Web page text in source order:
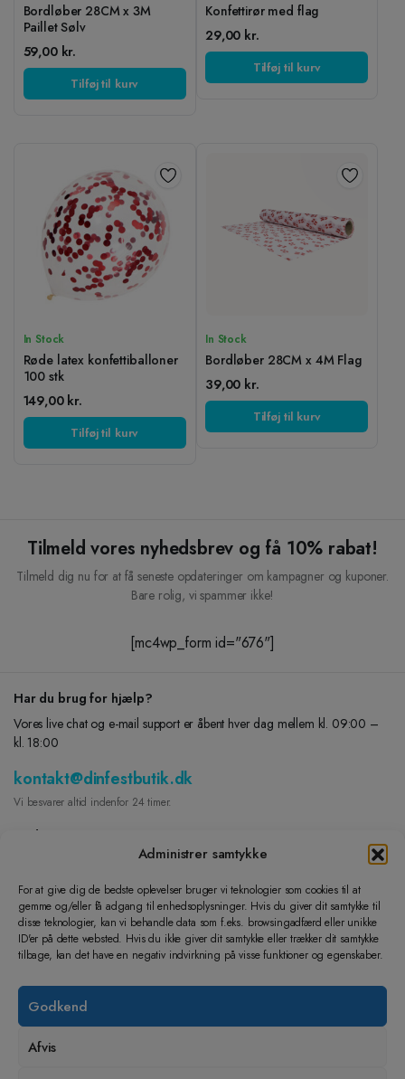
Administrer samtykke
For at give dig de bedste oplevelser bruger vi teknologier som cookies til at
gemme og/eller få adgang til enhedsoplysninger. Hvis du giver dit samtykke til
disse teknologier, kan vi behandle data som f.eks. browsingadfærd eller unikke
ID'er på dette websted. Hvis du ikke giver dit samtykke eller trækker dit samtykke
tilbage, kan det have en negativ indvirkning på visse funktioner og egenskaber.
Godkend
Afvis
Bordløber 28CM x 3M
Paillet Sølv
59,00 kr.
Tilføj til kurv
Konfettirør med flag
29,00 kr.
Tilføj til kurv
In Stock
Røde latex konfettiballoner
100 stk
149,00 kr.
Tilføj til kurv
In Stock
Bordløber 28CM x 4M Flag
39,00 kr.
Tilføj til kurv
Tilmeld vores nyhedsbrev og få 10% rabat!
Tilmeld dig nu for at få seneste opdateringer om kampagner og kuponer.
Bare rolig, vi spammer ikke!
[mc4wp_form id="676"]
Har du brug for hjælp?
Vores live chat og e-mail support er åbent hver dag mellem kl. 09:00 –
kl. 18:00
kontakt@dinfestbutik.dk
Vi besvarer altid indenfor 24 timer.
Find os på
INSTAGRAM
Lad os hjælpe dig
Dine Ordre
Returnering og ombytning
Handelsbetingelser
Lær os at kende